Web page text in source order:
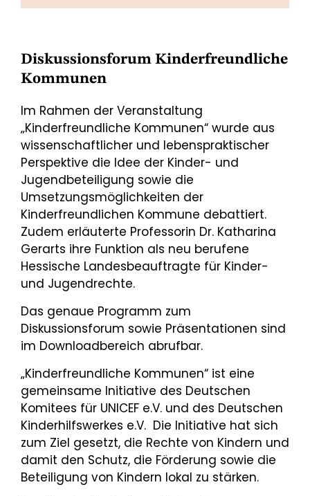
Diskussionsforum Kinderfreundliche
Kommunen
Im Rahmen der Veranstaltung
„Kinderfreundliche Kommunen“ wurde aus
wissenschaftlicher und lebenspraktischer
Perspektive die Idee der Kinder- und
Jugendbeteiligung sowie die
Umsetzungsmöglichkeiten der
Kinderfreundlichen Kommune debattiert.
Zudem erläuterte Professorin Dr. Katharina
Gerarts ihre Funktion als neu berufene
Hessische Landesbeauftragte für Kinder-
und Jugendrechte.
Das genaue Programm zum
Diskussionsforum sowie Präsentationen sind
im Downloadbereich abrufbar.
„Kinderfreundliche Kommunen“ ist eine
gemeinsame Initiative des Deutschen
Komitees für UNICEF e.V. und des Deutschen
Kinderhilfswerkes e.V. Die Initiative hat sich
zum Ziel gesetzt, die Rechte von Kindern und
damit den Schutz, die Förderung sowie die
Beteiligung von Kindern lokal zu stärken.